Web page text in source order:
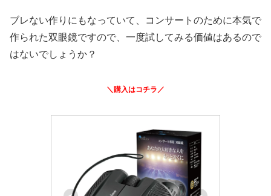
ブレない作りにもなっていて、コンサートのために本気で
作られた双眼鏡ですので、一度試してみる価値はあるので
はないでしょうか？
＼購入はコチラ／